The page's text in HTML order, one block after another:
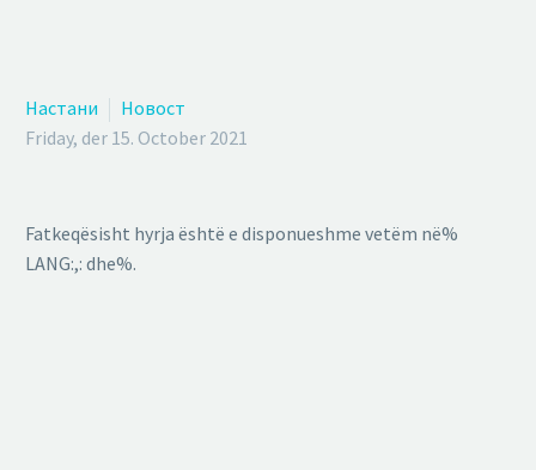
Настани
Новост
Friday, der 15. October 2021
Fatkeqësisht hyrja është e disponueshme vetëm në%
LANG:,: dhe%.